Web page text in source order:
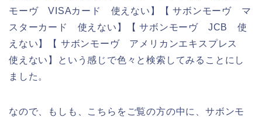
モーヴ VISAカード 使えない】【 サボンモーヴ マ
スターカード 使えない】【 サボンモーヴ JCB 使
えない】【 サボンモーヴ アメリカンエキスプレス
使えない】という感じで色々と検索してみることにし
ました。
なので、もしも、こちらをご覧の方の中に、サボンモ